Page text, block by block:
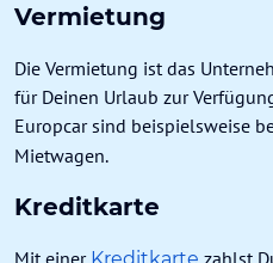
Vermietung
Die Vermietung ist das
für Deinen Urlaub zur
Europcar sind beispielsweise
Mietwagen.
Kreditkarte
Mit einer
zahlst